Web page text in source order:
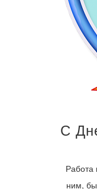
С
Работа
ним,